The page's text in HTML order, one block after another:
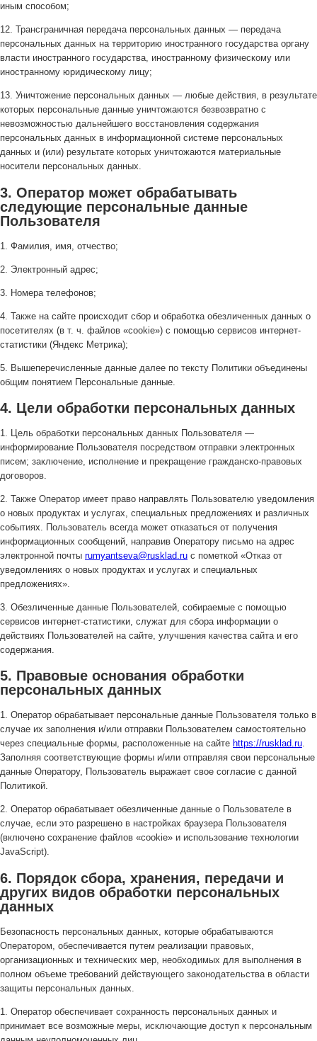
иным способом;
12. Трансграничная передача персональных данных — передача
персональных данных на территорию иностранного государства органу
власти иностранного государства, иностранному физическому или
иностранному юридическому лицу;
13. Уничтожение персональных данных — любые действия, в результате
которых персональные данные уничтожаются безвозвратно с
невозможностью дальнейшего восстановления содержания
персональных данных в информационной системе персональных
данных и (или) результате которых уничтожаются материальные
носители персональных данных.
3. Оператор может обрабатывать
следующие персональные данные
Пользователя
1. Фамилия, имя, отчество;
2. Электронный адрес;
3. Номера телефонов;
4. Также на сайте происходит сбор и обработка обезличенных данных о
посетителях (в т. ч. файлов «cookie») с помощью сервисов интернет-
статистики (Яндекс Метрика);
5. Вышеперечисленные данные далее по тексту Политики объединены
общим понятием Персональные данные.
4. Цели обработки персональных данных
1. Цель обработки персональных данных Пользователя —
информирование Пользователя посредством отправки электронных
писем; заключение, исполнение и прекращение гражданско-правовых
договоров.
2. Также Оператор имеет право направлять Пользователю уведомления
о новых продуктах и услугах, специальных предложениях и различных
событиях. Пользователь всегда может отказаться от получения
информационных сообщений, направив Оператору письмо на адрес
электронной почты rumyantseva@rusklad.ru с пометкой «Отказ от
уведомлениях о новых продуктах и услугах и специальных
предложениях».
3. Обезличенные данные Пользователей, собираемые с помощью
сервисов интернет-статистики, служат для сбора информации о
действиях Пользователей на сайте, улучшения качества сайта и его
содержания.
5. Правовые основания обработки
персональных данных
1. Оператор обрабатывает персональные данные Пользователя только в
случае их заполнения и/или отправки Пользователем самостоятельно
через специальные формы, расположенные на сайте https://rusklad.ru.
Заполняя соответствующие формы и/или отправляя свои персональные
данные Оператору, Пользователь выражает свое согласие с данной
Политикой.
2. Оператор обрабатывает обезличенные данные о Пользователе в
случае, если это разрешено в настройках браузера Пользователя
(включено сохранение файлов «cookie» и использование технологии
JavaScript).
6. Порядок сбора, хранения, передачи и
других видов обработки персональных
данных
Безопасность персональных данных, которые обрабатываются
Оператором, обеспечивается путем реализации правовых,
организационных и технических мер, необходимых для выполнения в
полном объеме требований действующего законодательства в области
защиты персональных данных.
1. Оператор обеспечивает сохранность персональных данных и
принимает все возможные меры, исключающие доступ к персональным